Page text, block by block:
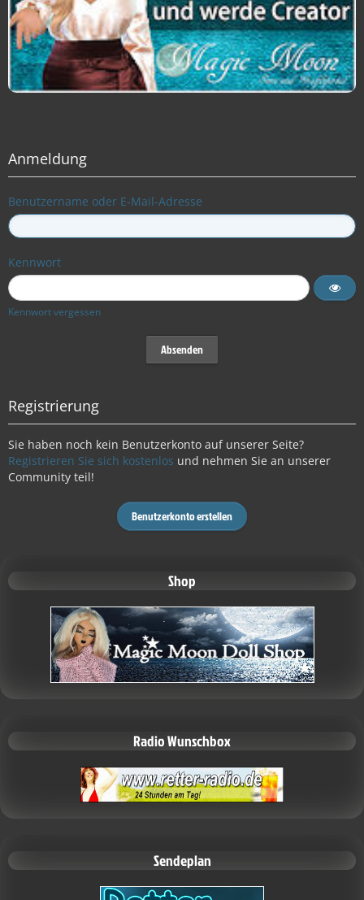
Anmeldung
Benutzername oder E-Mail-Adresse
Kennwort
Kennwort vergessen
Registrierung
Sie haben noch kein Benutzerkonto auf unserer Seite?
Registrieren Sie sich kostenlos und nehmen Sie an unserer
Community teil!
Benutzerkonto erstellen
Shop
Radio Wunschbox
Sendeplan